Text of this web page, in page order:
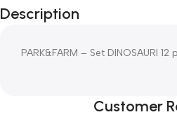
Description
PARK&FARM – Set DINOSAURI 12
Customer